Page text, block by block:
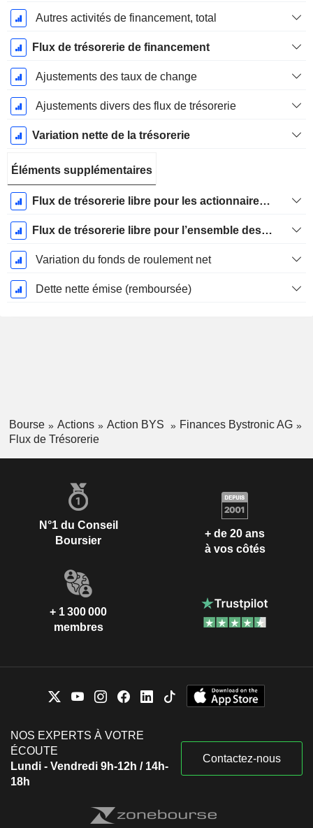
Autres activités de financement, total
Flux de trésorerie de financement
Ajustements des taux de change
Ajustements divers des flux de trésorerie
Variation nette de la trésorerie
Éléments supplémentaires
Flux de trésorerie libre pour les actionnaires FCFE
Flux de trésorerie libre pour l’ensemble des pourvoyeurs de fonds (créanciers et actionnaires) FCFF
Variation du fonds de roulement net
Dette nette émise (remboursée)
Bourse Actions Action BYS
Finances Bystronic AG
Flux de Trésorerie
N°1 du Conseil
Boursier
+ de 20 ans
à vos côtés
+ 1 300 000
membres
NOS EXPERTS À VOTRE
ÉCOUTE
Lundi - Vendredi 9h-12h / 14h-
18h
Contactez-nous